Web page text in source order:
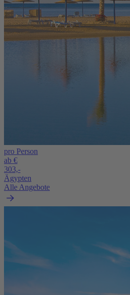
pro Person
ab €
303,-
Ägypten
Alle Angebote